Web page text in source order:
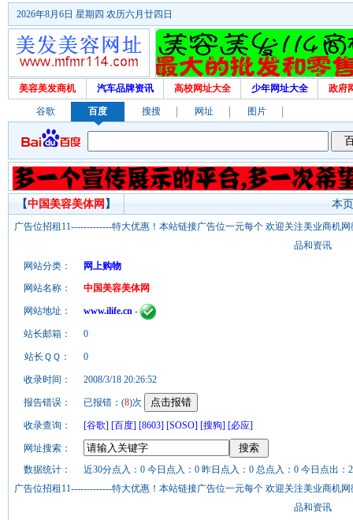
2026年8月6日 星期四 农历六月廿四日
美容美发商机 汽车品牌资讯 高校网址大全 少年网址大全 政府
谷歌 百度 搜搜 网址 图片
本
【中国美容美体网 】
广告位招租11-------------特大优惠！本站链接广告位一元每个 欢迎关注美业商机
品和资讯
网站分类：
网上购物
网站名称：
中国美容美体网
网站地址： www.ilife.cn -
站长邮箱： 0
站长ＱＱ： 0
收录时间： 2008/3/18 20:26:52
报告错误： 已报错：(8)次
收录查询： [谷歌] [百度] [8603] [SOSO] [搜狗] [必应]
网址搜索：
数据统计：
近30分点入：0 今日点入：0 昨日点入：0 总点入：0 今日点出：
广告位招租11-------------特大优惠！本站链接广告位一元每个 欢迎关注美业商机
品和资讯